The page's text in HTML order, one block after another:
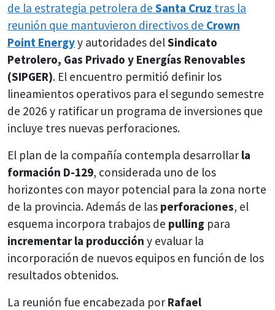
de la estrategia petrolera de Santa Cruz tras la
reunión que mantuvieron directivos de Crown
Point Energyy autoridades delSindicato
Petrolero, Gas Privado y Energías Renovables
(SIPGER). El encuentro permitió definir los
lineamientos operativos para el segundo semestre
de 2026 y ratificar un programa de inversiones que
incluye tres nuevas perforaciones.
El plan de la compañía contempla desarrollar la
formación D-129, considerada uno de los
horizontes con mayor potencial para la zona norte
de la provincia. Además de las perforaciones, el
esquema incorpora trabajos de pulling para
incrementar la producción y evaluar la
incorporación de nuevos equipos en función de los
resultados obtenidos.
La reunión fue encabezada por Rafael